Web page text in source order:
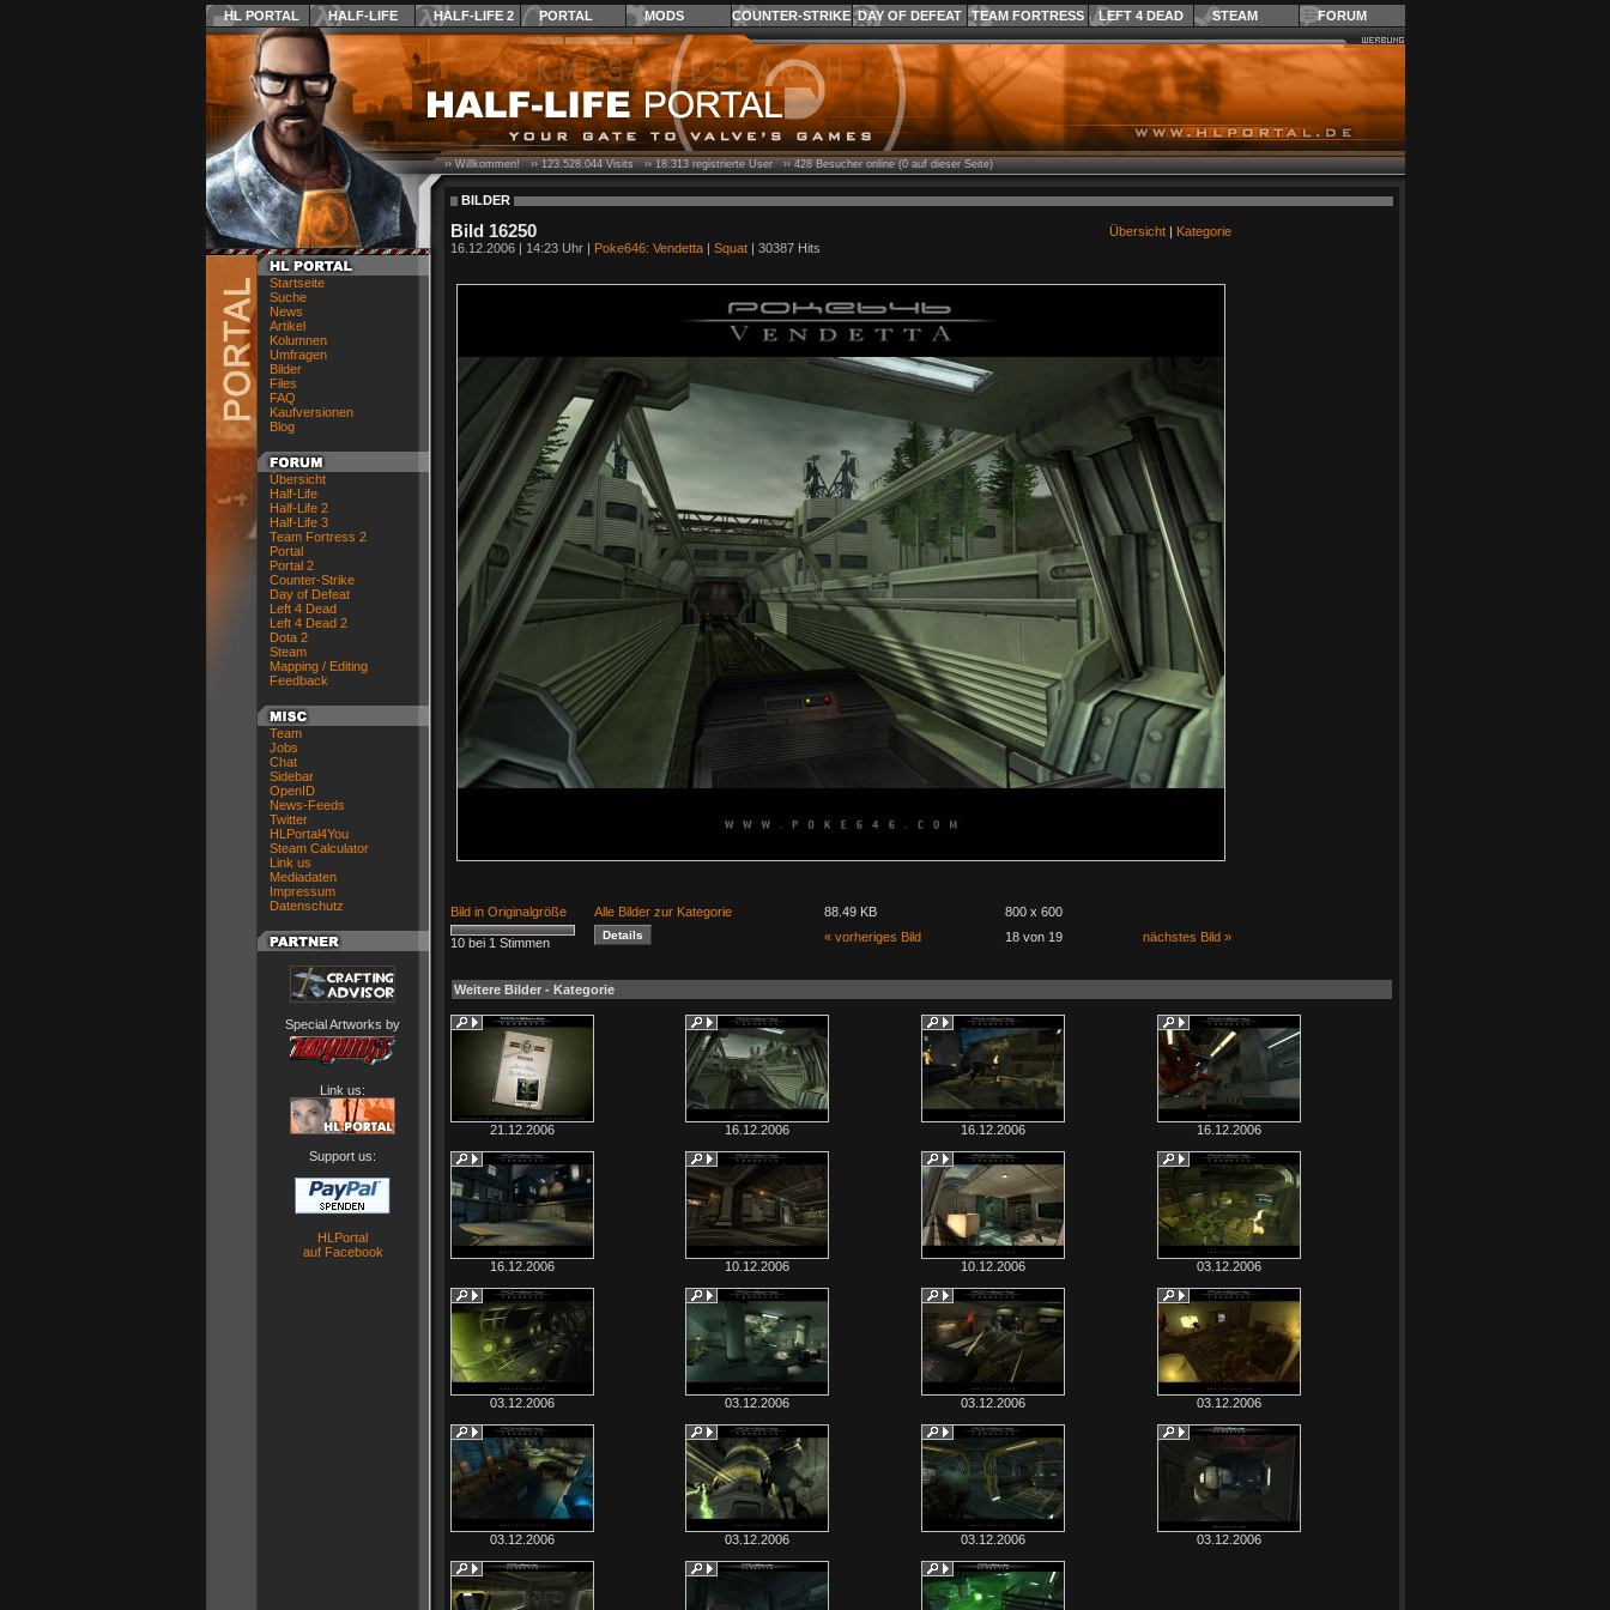
HL PORTAL HALF-LIFE HALF-LIFE 2 PORTAL MODS COUNTER-STRIKE DAY OF DEFEAT TEAM FORTRESS LEFT 4 DEAD STEAM FORUM
Startseite
Suche
News
Artikel
Kolumnen
Umfragen
Bilder
Files
FAQ
Kaufversionen
Blog
Übersicht
Half-Life
Half-Life 2
Half-Life 3
Team Fortress 2
Portal
Portal 2
Counter-Strike
Day of Defeat
Left 4 Dead
Left 4 Dead 2
Dota 2
Steam
Mapping / Editing
Feedback
Team
Jobs
Chat
Sidebar
OpenID
News-Feeds
Twitter
HLPortal4You
Steam Calculator
Link us
Mediadaten
Impressum
Datenschutz
Special Artworks by
Link us:
Support us:
HLPortal
auf Facebook
›› Willkommen! ››123.528.044Visits ››18.313registrierte User ››428Besucher online (0 auf dieser Seite)
BILDER
Bild 16250 Übersicht| Kategorie
16.12.2006 | 14:23 Uhr | Poke646: Vendetta| Squat| 30387 Hits
Bild in Originalgröße Alle Bilder zur Kategorie 88.49 KB 800 x 600
10 bei 1 Stimmen « vorheriges Bild 18 von 19 nächstes Bild »
Weitere Bilder - Kategorie
21.12.2006 16.12.2006 16.12.2006 16.12.2006
16.12.2006 10.12.2006 10.12.2006 03.12.2006
03.12.2006 03.12.2006 03.12.2006 03.12.2006
03.12.2006 03.12.2006 03.12.2006 03.12.2006